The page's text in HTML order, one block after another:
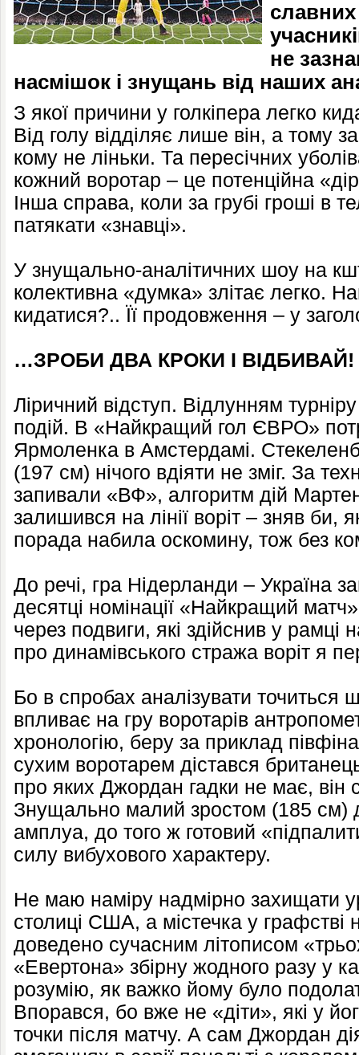
славних
не
насмішок і знущань від наших
З якої причини у голкіпера легко
Від голу відділяє лише він, а тому
кому не ліньки. Та пересічних
кожний воротар – це потенційна
Інша справа, коли за грубі гроші в
патякати «знавці».
У знущально-аналітичних шоу на
колективна «думка» злітає легко.
кидатися?.. Її продовження – у
…ЗРОБИ ДВА КРОКИ І ВІДБИВАЙ!
Ліричний відступ. Відлунням
подій. В «Найкращий гол ЄВРО»
Ярмоленка в Амстердамі.
(197 см) нічого вдіяти не зміг. За
запивали «ВФ», алгоритм дій
залишився на лінії воріт – зняв би,
порада набила оскомину, тож без
До речі, гра Нідерланди – Україна
десятці номінації «Найкращий
через подвиги, які здійснив у
про динамівського стража воріт я
Бо в спробах аналізувати точиться
впливає на гру воротарів
хронологію, беру за приклад
сухим воротарем дістався
про яких Джордан гадки не має,
Знущально малий зростом (185 см)
амплуа, до того ж готовий
силу вибухового характеру.
Не маю наміру надмірно захищати
столиці США, а містечка у графстві
доведено сучасним літописом
«Евертона» збірну жодного разу у
розумію, як важко йому було
Впорався, бо вже не «діти», які у
точки після матчу. А сам Джордан